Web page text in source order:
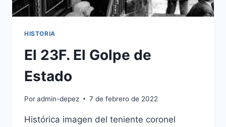
HISTORIA
El 23F. El Golpe de
Estado
Poradmin-depez 7 de febrero de 2022
Histórica imagen del teniente coronel